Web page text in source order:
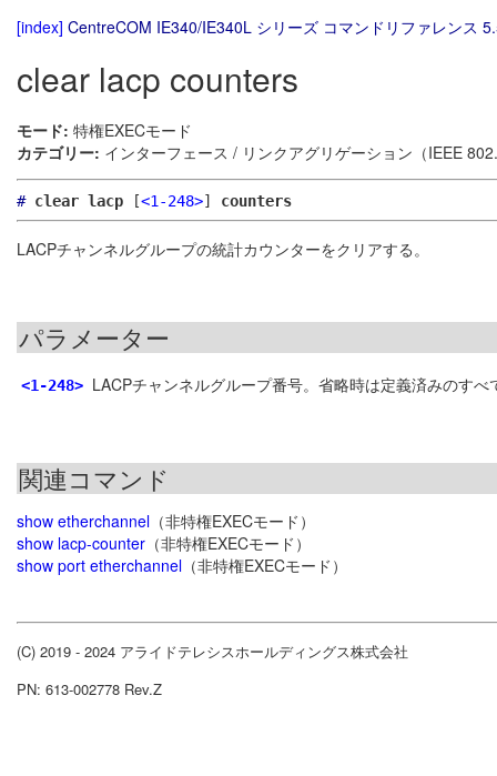
[index] CentreCOM IE340/IE340L シリーズ コマンドリファレンス
clear lacp counters
モード: 特権EXECモード
カテゴリー: インターフェース / リンクアグリゲーション（IEEE
# clear lacp [<1-248>] counters
LACPチャンネルグループの統計カウンターをクリアする。
パラメーター
<1-248> LACPチャンネルグループ番号。省略時は定義済みのす
関連コマンド
show etherchannel （非特権EXECモード）
show lacp-counter （非特権EXECモード）
show port etherchannel （非特権EXECモード）
(C) 2019 - 2024 アライドテレシスホールディングス株式会社
PN: 613-002778 Rev.Z